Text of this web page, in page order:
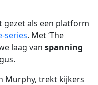
gezet als een platform
series. Met ‘The
laag van spanning
Murphy, trekt kijkers